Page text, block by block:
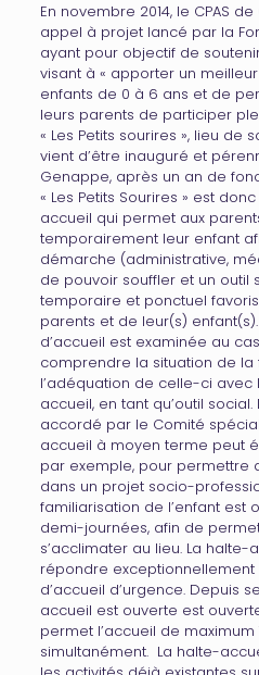
En novembre 2014, le CPAS
appel à projet lancé par la
ayant pour objectif de
visant à « apporter un
enfants de 0 à 6 ans et de
leurs parents de participer
« Les Petits sourires », lieu de
vient d’être inauguré et
Genappe, après un an de
« Les Petits Sourires » est
accueil qui permet aux
temporairement leur enfant
démarche (administrative,
de pouvoir souffler et un outil
temporaire et ponctuel
parents et de leur(s)
d’accueil est examinée au
comprendre la situation de la
l’adéquation de celle-ci avec
accueil, en tant qu’outil
accordé par le Comité
accueil à moyen terme peut
par exemple, pour permettre
dans un projet socio-
familiarisation de l’enfant est
demi-journées, afin de
s’acclimater au lieu. La
répondre
d’accueil d’urgence. Depuis
accueil est ouverte est
permet l’accueil de maximum
simultanément. La halte-